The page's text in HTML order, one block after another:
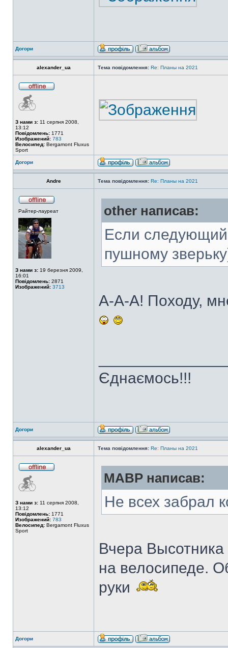
Догори
alexander_ua Тема повідомлення: Re: Планы на 2021
З нами з: 11 серпня 2008,
13:12
Повідомлень: 1771
Изображений: 783
Велосипед: Bergamont Fluxus
Sport
Догори
Andre Тема повідомлення: Re: Планы на 2021
Райтер-лауреат
З нами з: 19 березня 2009,
16:01
Повідомлень: 2871
Изображений: 3713
other написав:
Если следующий
пушному
А-А-А! Походу,
Єднаємось!!!
Догори
alexander_ua Тема повідомлення: Re: Планы на 2021
З нами з: 11 серпня 2008,
13:12
Повідомлень: 1771
Изображений: 783
Велосипед: Bergamont Fluxus
Sport
MABP написав:
Не всех забрал
Вчера Высотника
на велосипеде.
руки
Догори